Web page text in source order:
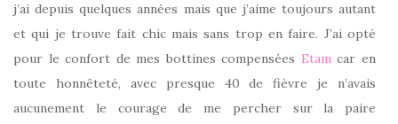
j’ai depuis quelques années mais que j’aime toujours autant
et qui je trouve fait chic mais sans trop en faire. J’ai opté
pour le confort de mes bottines compensées Etamcar en
toute honnêteté, avec presque 40 de fièvre je n’avais
aucunement le courage de me percher sur la paire